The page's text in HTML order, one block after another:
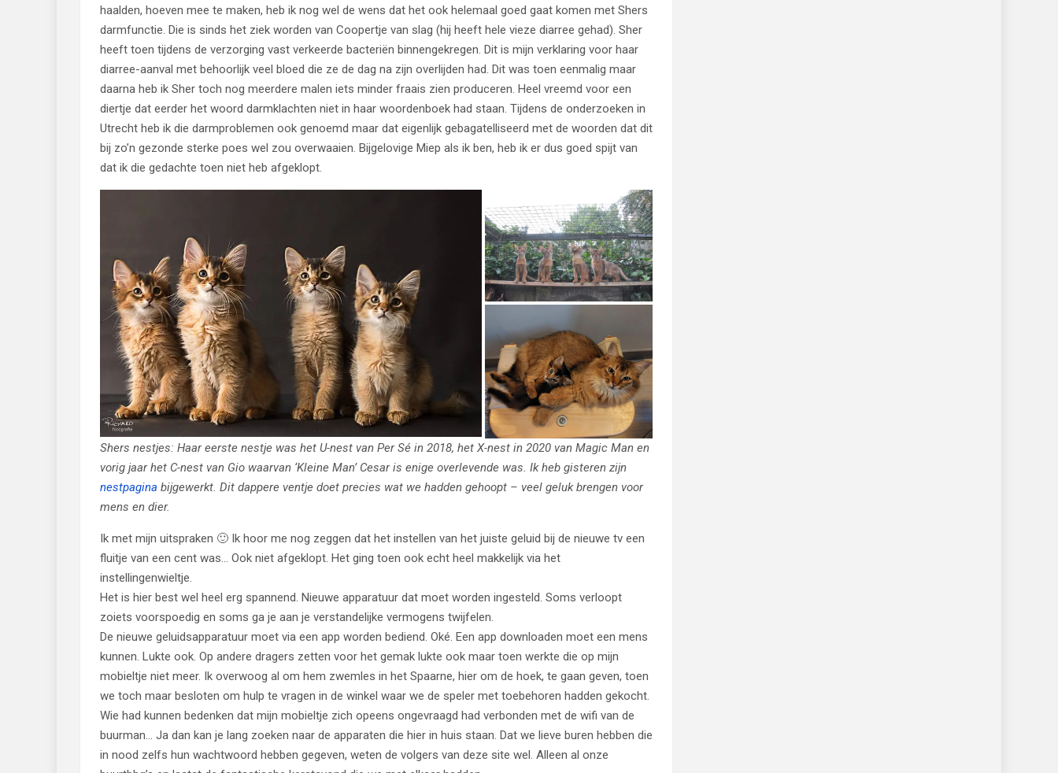
haalden, hoeven mee te maken, heb ik nog wel de wens dat het ook helemaal goed gaat komen met Shers
darmfunctie. Die is sinds het ziek worden van Coopertje van slag (hij heeft hele vieze diarree gehad). Sher
heeft toen tijdens de verzorging vast verkeerde bacteriën binnengekregen. Dit is mijn verklaring voor haar
diarree-aanval met behoorlijk veel bloed die ze de dag na zijn overlijden had. Dit was toen eenmalig maar
daarna heb ik Sher toch nog meerdere malen iets minder fraais zien produceren. Heel vreemd voor een
diertje dat eerder het woord darmklachten niet in haar woordenboek had staan. Tijdens de onderzoeken in
Utrecht heb ik die darmproblemen ook genoemd maar dat eigenlijk gebagatelliseerd met de woorden dat dit
bij zo’n gezonde sterke poes wel zou overwaaien. Bijgelovige Miep als ik ben, heb ik er dus goed spijt van
dat ik die gedachte toen niet heb afgeklopt.
Shers nestjes: Haar eerste nestje was het U-nest van Per Sé in 2018, het X-nest in 2020 van Magic Man en
vorig jaar het C-nest van Gio waarvan ‘Kleine Man’ Cesar is enige overlevende was. Ik heb gisteren zijn
nestpagina bijgewerkt. Dit dappere ventje doet precies wat we hadden gehoopt – veel geluk brengen voor
mens en dier.
Ik met mijn uitspraken 🙂 Ik hoor me nog zeggen dat het instellen van het juiste geluid bij de nieuwe tv een
fluitje van een cent was… Ook niet afgeklopt. Het ging toen ook echt heel makkelijk via het
instellingenwieltje.
Het is hier best wel heel erg spannend. Nieuwe apparatuur dat moet worden ingesteld. Soms verloopt
zoiets voorspoedig en soms ga je aan je verstandelijke vermogens twijfelen.
De nieuwe geluidsapparatuur moet via een app worden bediend. Oké. Een app downloaden moet een mens
kunnen. Lukte ook. Op andere dragers zetten voor het gemak lukte ook maar toen werkte die op mijn
mobieltje niet meer. Ik overwoog al om hem zwemles in het Spaarne, hier om de hoek, te gaan geven, toen
we toch maar besloten om hulp te vragen in de winkel waar we de speler met toebehoren hadden gekocht.
Wie had kunnen bedenken dat mijn mobieltje zich opeens ongevraagd had verbonden met de wifi van de
buurman… Ja dan kan je lang zoeken naar de apparaten die hier in huis staan. Dat we lieve buren hebben die
in nood zelfs hun wachtwoord hebben gegeven, weten de volgers van deze site wel. Alleen al onze